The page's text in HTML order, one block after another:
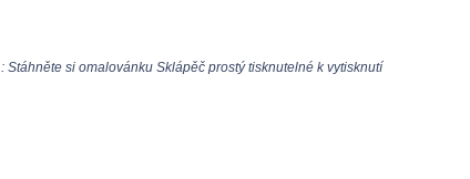
: Stáhněte si omalovánku Sklápěč prostý tisknutelné k vytisknutí